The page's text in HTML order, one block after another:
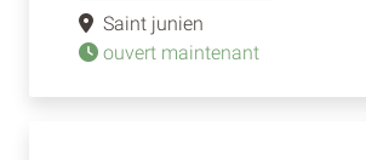
Saint junien
ouvert maintenant